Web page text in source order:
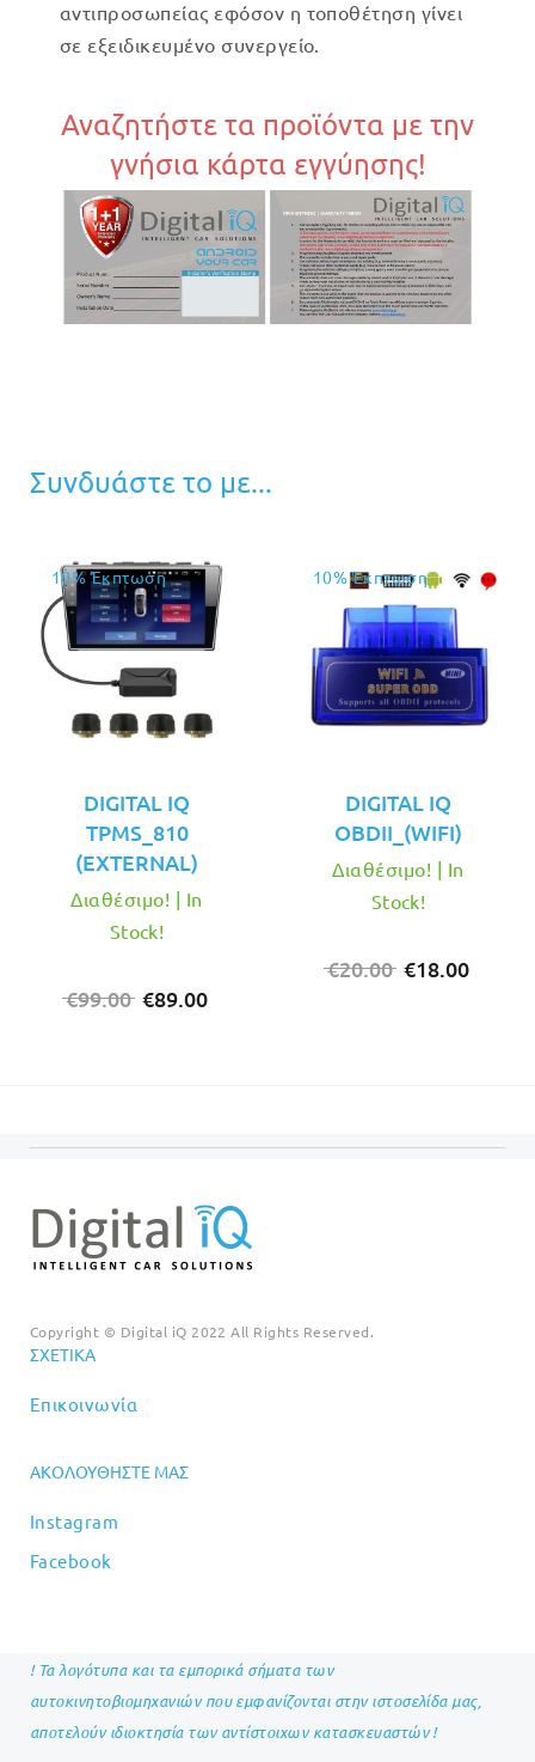
αντιπροσωπείας εφόσον η τοποθέτηση γίνει
σε εξειδικευμένο συνεργείο.
Αναζητήστε τα προϊόντα με την
γνήσια κάρτα εγγύησης!
Συνδυάστε το με...
10% Έκπτωση
DIGITAL IQ
TPMS_810
(EXTERNAL)
€99.00 Original
€89.00
Διαθέσιμο! | In
Stock!
10% Έκπτωση
DIGITAL IQ
OBDII_(WIFI)
€20.00 Original
€18.00
Διαθέσιμο! | In
Stock!
Copyright © Digital iQ 2022 All Rights Reserved.
ΣΧΕΤΙΚΆ
Επικοινωνία
ΑΚΟΛΟΥΘΉΣΤΕ ΜΑΣ
Instagram
Facebook
! Τα λογότυπα και τα εμπορικά σήματα των
αυτοκινητοβιομηχανιών που εμφανίζονται στην ιστοσελίδα μας,
αποτελούν ιδιοκτησία των αντίστοιχων κατασκευαστών !